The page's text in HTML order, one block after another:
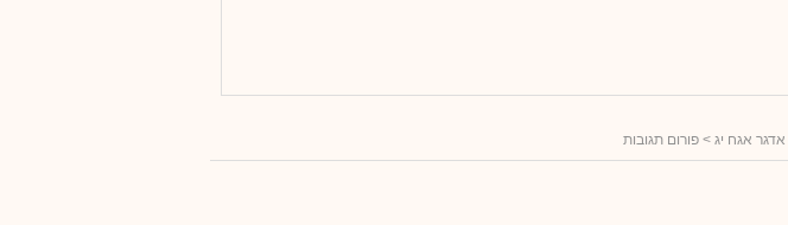
אדגר אגח יג > פורום תגובות